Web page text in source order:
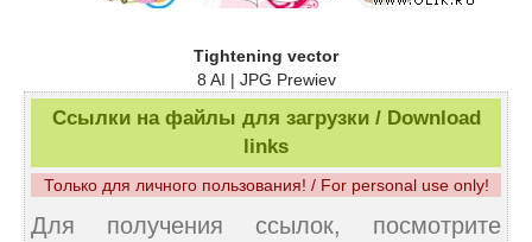
Tightening vector
8 AI | JPG Prewiev
Ссылки на файлы для загрузки / Download
links
Только для личного пользования! / For personal use only!
Для получения ссылок, посмотрите